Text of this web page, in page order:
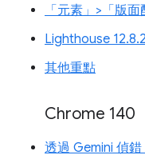
「元素」>「版
Lighthouse 12.8.2
其他重點
Chrome 140
透過 Gemini 偵